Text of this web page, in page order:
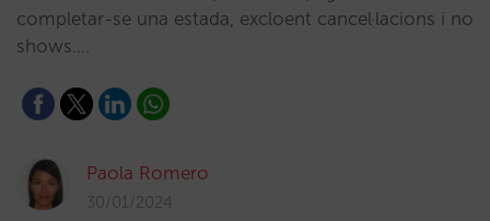
completar-se una estada, excloent cancel·lacions i no
shows.…
Paola Romero
30/01/2024